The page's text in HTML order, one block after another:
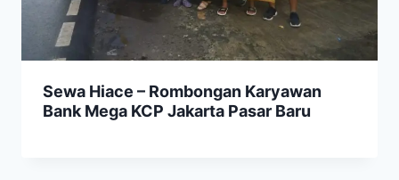
Sewa Hiace – Rombongan Karyawan
Bank Mega KCP Jakarta Pasar Baru